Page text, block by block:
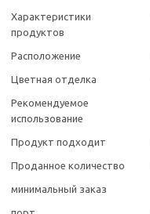
Характеристики
продуктов
Расположение
Цветная отделка
Рекомендуемое
использование
Продукт подходит
Проданное количество
минимальный заказ